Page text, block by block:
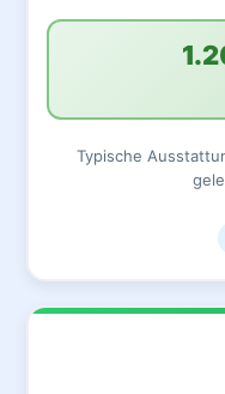
Typische